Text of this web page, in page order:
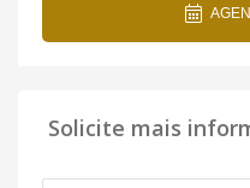
Solicite mais